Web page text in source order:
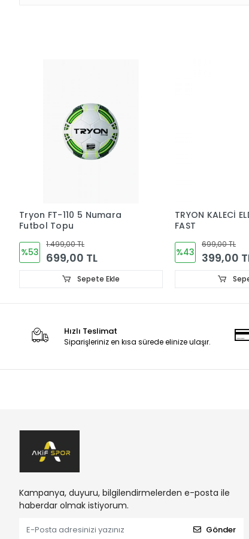
Tryon FT-110 5 Numara
Futbol Topu
%53
1.499,00 TL
699,00 TL
Sepete Ekle
TRYON KALECİ
FAST
%43
699,00 TL
399,00
Hızlı Teslimat
Siparişleriniz en kısa sürede elinize ulaşır.
Kampanya, duyuru, bilgilendirmelerden e-posta ile
haberdar olmak istiyorum.
Gönder